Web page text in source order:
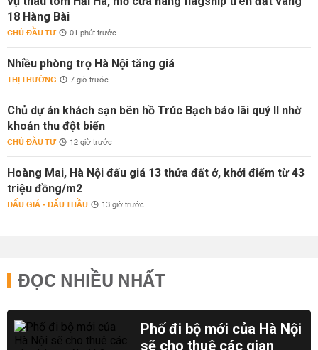
18 Hàng Bài
CHỦ ĐẦU TƯ 01 phút trước
Nhiều phòng trọ Hà Nội tăng giá
THỊ TRƯỜNG 7 giờ trước
Chủ dự án khách sạn bên hồ Trúc Bạch báo lãi quý II nhờ
khoản thu đột biến
CHỦ ĐẦU TƯ 12 giờ trước
Hoàng Mai, Hà Nội đấu giá 13 thửa đất ở, khởi điểm từ 43
triệu đồng/m2
ĐẤU GIÁ - ĐẤU THẦU 13 giờ trước
ĐỌC NHIỀU NHẤT
Phố đi bộ mới của Hà Nội
sẽ cho thuê các gian